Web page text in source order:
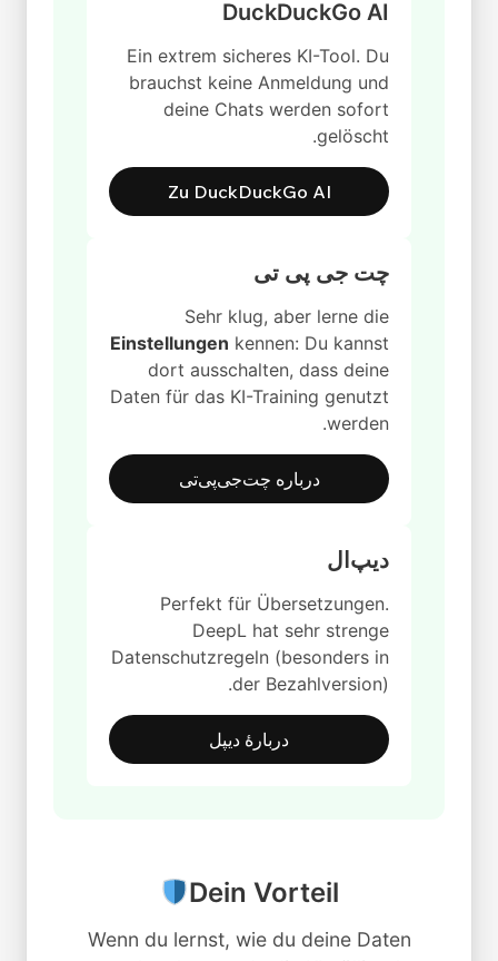
DuckDuckGo AI
Ein extrem sicheres KI-Tool. Du
brauchst keine Anmeldung und
deine Chats werden sofort
gelöscht.
Zu DuckDuckGo AI
چت جی پی تی
Sehr klug, aber lerne die
Einstellungenkennen: Du kannst
dort ausschalten, dass deine
Daten für das KI-Training genutzt
werden.
درباره چت‌جی‌پی‌تی
دیپ‌ال
Perfekt für Übersetzungen.
DeepL hat sehr strenge
Datenschutzregeln (besonders in
der Bezahlversion).
دربارهٔ دیپل
Dein Vorteil
Wenn du lernst, wie du deine Daten